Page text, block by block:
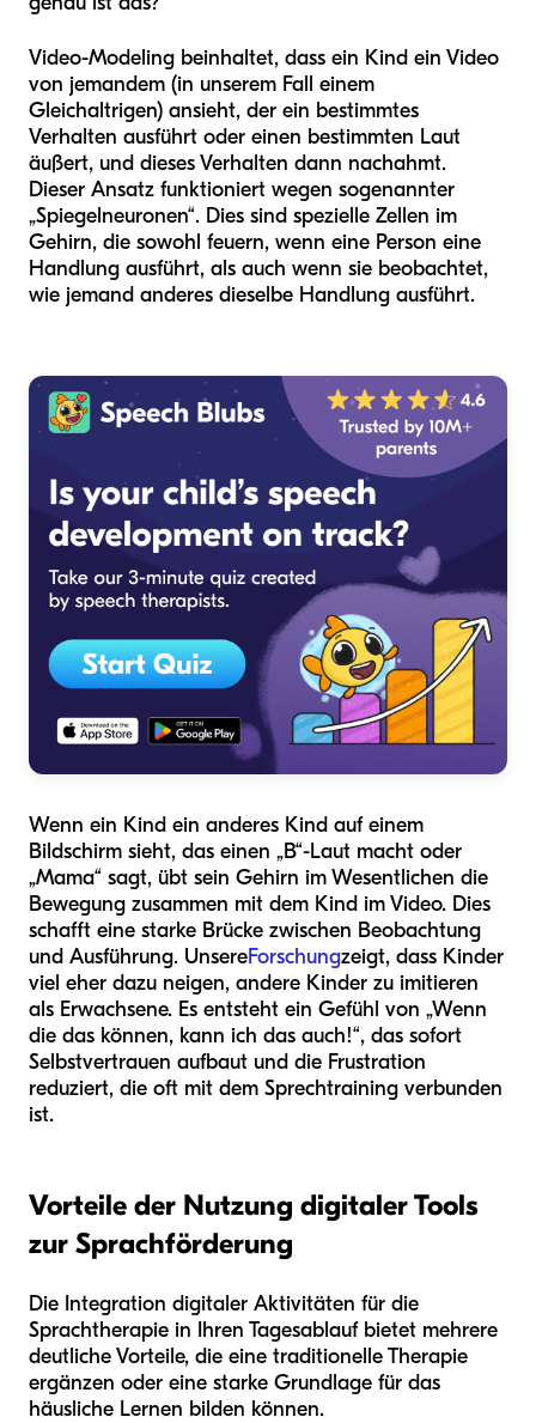
Video-Modeling beinhaltet, dass ein Kind ein Video
von jemandem (in unserem Fall einem
Gleichaltrigen) ansieht, der ein bestimmtes
Verhalten ausführt oder einen bestimmten Laut
äußert, und dieses Verhalten dann nachahmt.
Dieser Ansatz funktioniert wegen sogenannter
„Spiegelneuronen“. Dies sind spezielle Zellen im
Gehirn, die sowohl feuern, wenn eine Person eine
Handlung ausführt, als auch wenn sie beobachtet,
wie jemand anderes dieselbe Handlung ausführt.
Wenn ein Kind ein anderes Kind auf einem
Bildschirm sieht, das einen „B“-Laut macht oder
„Mama“ sagt, übt sein Gehirn im Wesentlichen die
Bewegung zusammen mit dem Kind im Video. Dies
schafft eine starke Brücke zwischen Beobachtung
und Ausführung. UnsereForschungzeigt, dass Kinder
viel eher dazu neigen, andere Kinder zu imitieren
als Erwachsene. Es entsteht ein Gefühl von „Wenn
die das können, kann ich das auch!“, das sofort
Selbstvertrauen aufbaut und die Frustration
reduziert, die oft mit dem Sprechtraining verbunden
ist.
Vorteile der Nutzung digitaler Tools
zur Sprachförderung
Die Integration digitaler Aktivitäten für die
Sprachtherapie in Ihren Tagesablauf bietet mehrere
deutliche Vorteile, die eine traditionelle Therapie
ergänzen oder eine starke Grundlage für das
häusliche Lernen bilden können.